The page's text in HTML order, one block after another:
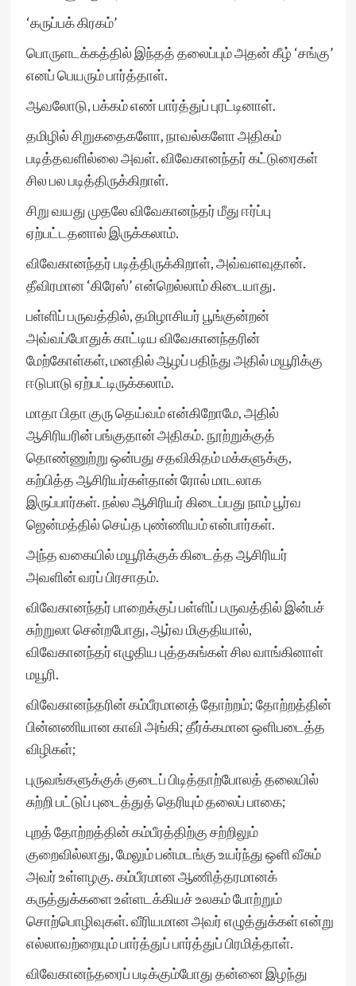
‘கருப்பக் கிரகம்’
பொருளடக்கத்தில் இந்தத் தலைப்பும் அதன் கீழ் ‘சங்கு’
எனப் பெயரும் பார்த்தாள்.
ஆவலோடு, பக்கம் எண் பார்த்துப் புரட்டினாள்.
தமிழில் சிறுகதைகளோ, நாவல்களோ அதிகம்
படித்தவளில்லை அவள். விவேகானந்தர் கட்டுரைகள்
சில பல படித்திருக்கிறாள்.
சிறு வயது முதலே விவேகானந்தர் மீது ஈர்ப்பு
ஏற்பட்டதனால் இருக்கலாம்.
விவேகானந்தர் படித்திருக்கிறாள், அவ்வளவுதான்.
தீவிரமான ‘கிரேஸ்’ என்றெல்லாம் கிடையாது.
பள்ளிப் பருவத்தில், தமிழாசியர் பூங்குன்றன்
அவ்வப்போதுக் காட்டிய விவேகானந்தரின்
மேற்கோள்கள், மனதில் ஆழப் பதிந்து அதில் மயூரிக்கு
ஈடுபாடு ஏற்பட்டிருக்கலாம்.
மாதா பிதா குரு தெய்வம் என்கிறோமே, அதில்
ஆசிரியரின் பங்குதான் அதிகம். நூற்றுக்குத்
தொண்ணுற்று ஒன்பது சதவிகிதம் மக்களுக்கு,
கற்பித்த ஆசிரியர்கள்தான் ரோல் மாடலாக
இருப்பார்கள். நல்ல ஆசிரியர் கிடைப்பது நாம் பூர்வ
ஜென்மத்தில் செய்த புண்ணியம் என்பார்கள்.
அந்த வகையில் மயூரிக்குக் கிடைத்த ஆசிரியர்
அவளின் வரப் பிரசாதம்.
விவேகானந்தர் பாறைக்குப் பள்ளிப் பருவத்தில் இன்பச்
சுற்றுலா சென்றபோது, ஆர்வ மிகுதியால்,
விவேகானந்தர் எழுதிய புத்தகங்கள் சில வாங்கினாள்
மயூரி.
விவேகானந்தரின் கம்பீரமானத் தோற்றம்; தோற்றத்தின்
பின்னணியான காவி அங்கி; தீர்க்கமான ஒளிபடைத்த
விழிகள்;
புருவங்களுக்குக் குடைப் பிடித்தாற்போலத் தலையில்
சுற்றி பட்டுப் புடைத்துத் தெரியும் தலைப் பாகை;
புறத் தோற்றத்தின் கம்பீரத்திற்கு சற்றிலும்
குறைவில்லாது, மேலும் பன்மடங்கு உயர்ந்து ஒளி வீசும்
அவர் உள்ளழகு. கம்பீரமான ஆணித்தரமானக்
கருத்துக்களை உள்ளடக்கியச் உலகம் போற்றும்
சொற்பொழிவுகள். வீரியமான அவர் எழுத்துக்கள் என்று
எல்லாவற்றையும் பார்த்துப் பார்த்துப் பிரமித்தாள்.
விவேகானந்தரைப் படிக்கும்போது தன்னை இழந்து